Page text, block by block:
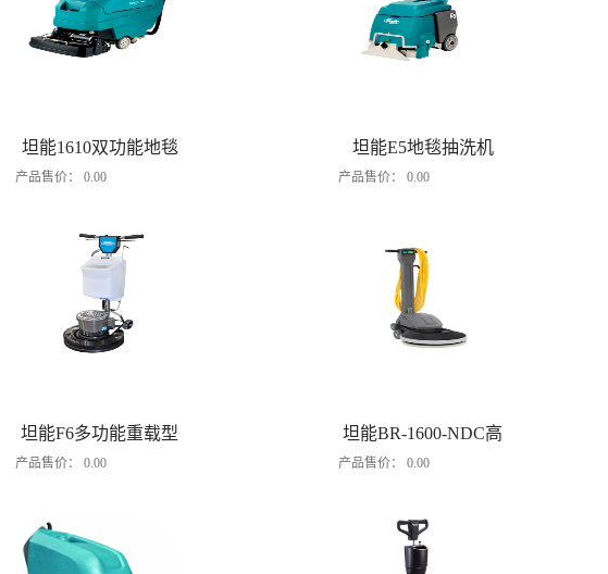
坦能1610双功能地毯
抽洗机
产品售价： 0.00
坦能E5地毯抽洗机
产品售价： 0.00
坦能F6多功能重载型
单擦机
产品售价： 0.00
坦能BR-1600-NDC高
速抛光机
产品售价： 0.00